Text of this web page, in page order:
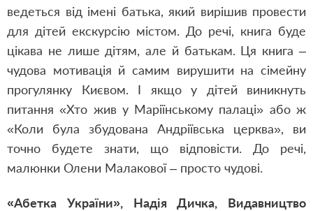
ведеться від імені батька, який вирішив провести
для дітей екскурсію містом. До речі, книга буде
цікава не лише дітям, але й батькам. Ця книга –
чудова мотивація й самим вирушити на сімейну
прогулянку Києвом. І якщо у дітей виникнуть
питання «Хто жив у Маріїнському палаці» або ж
«Коли була збудована Андріївська церква», ви
точно будете знати, що відповісти. До речі,
малюнки Олени Малакової – просто чудові.
«Абетка України», Надія Дичка, Видавництво